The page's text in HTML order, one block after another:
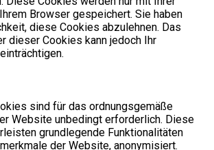
Browser gespeichert. Sie haben
diese Cookies abzulehnen. Das
dieser Cookies kann jedoch Ihr
sind für das ordnungsgemäße
Website unbedingt erforderlich. Diese
grundlegende Funktionalitäten
der Website, anonymisiert.